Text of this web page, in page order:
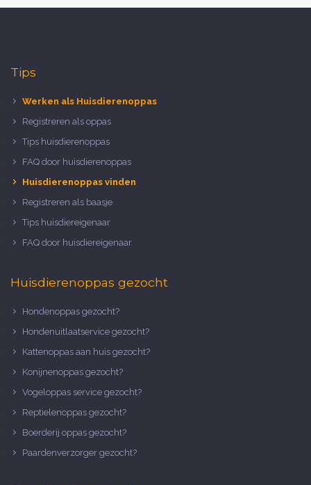
Tips
Werken als Huisdierenoppas
Registreren als oppas
Tips huisdierenoppas
FAQ door huisdierenoppas
Huisdierenoppas vinden
Registreren als baasje
Tips huisdiereigenaar
FAQ door huisdiereigenaar
Huisdierenoppas gezocht
Hondenoppas gezocht?
Hondenuitlaatservice gezocht?
Kattenoppas aan huis gezocht?
Konijnenoppas gezocht?
Vogeloppas service gezocht?
Reptielenoppas gezocht?
Boerderij oppas gezocht?
Paardenverzorger gezocht?